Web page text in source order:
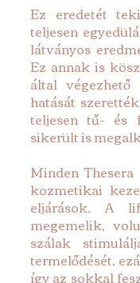
Ez eredetét
teljesen
látványos
Ez annak is
által
hatását
teljesen tű- és
sikerült is
Minden
kozmetikai
eljárások. A
megemelik,
szálak
termelődését,
így az sokkal